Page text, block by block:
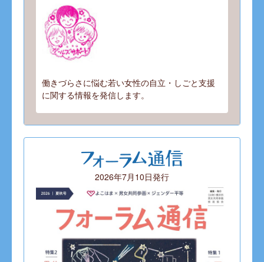
働きづらさに悩む若い女性の自立・しごと支援
に関する情報を発信します。
2026年7月10日発行